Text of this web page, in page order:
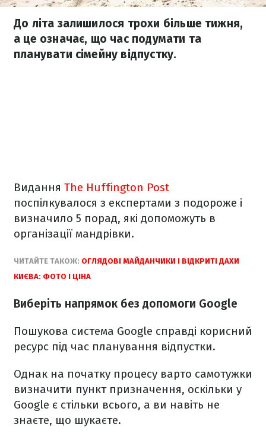
До літа залишилося трохи більше тижня,
а це означає, що час подумати та
планувати сімейну відпустку.
Видання The Huffington Post
поспілкувалося з експертами з подороже і
визначило 5 порад, які допоможуть в
організації мандрівки.
ЧИТАЙТЕ ТАКОЖ: ОГЛЯДОВІ МАЙДАНЧИКИ І ВІДКРИТІ ДАХИ
КИЄВА: ФОТО І ЦІНА
Виберіть напрямок без допомоги Google
Пошукова система Google справді корисний
ресурс під час планування відпустки.
Однак на початку процесу варто самотужки
визначити пункт призначення, оскільки у
Google є стільки всього, а ви навіть не
знаєте, що шукаєте.